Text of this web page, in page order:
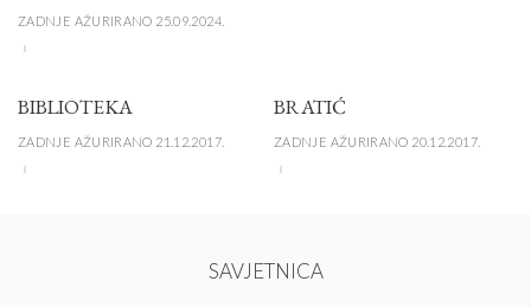
ZADNJE AŽURIRANO 25.09.2024.
BIBLIOTEKA
ZADNJE AŽURIRANO 21.12.2017.
BRATIĆ
ZADNJE AŽURIRANO 20.12.2017.
SAVJETNICA